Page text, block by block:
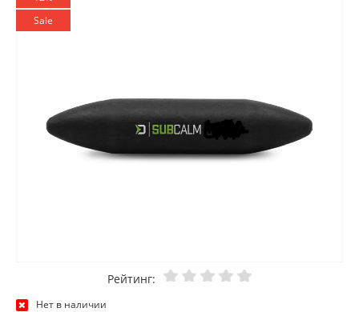
Sale
Рейтинг:
Нет в наличии